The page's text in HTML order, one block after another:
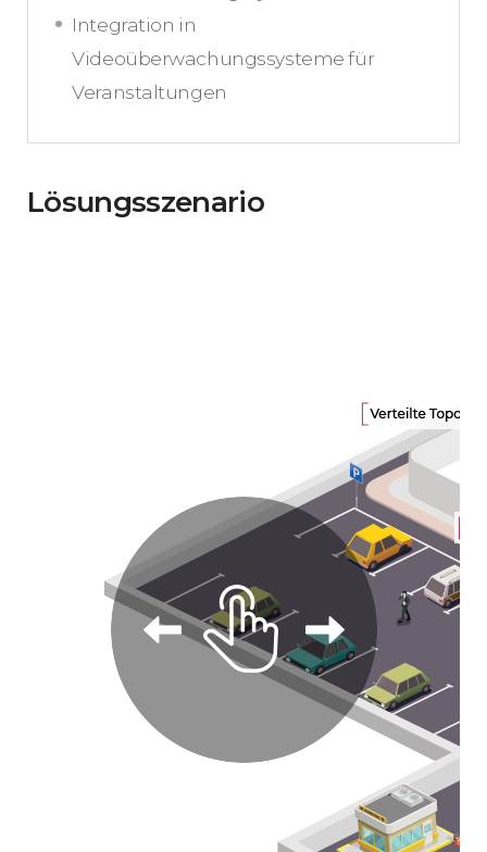
Integration in
Videoüberwachungssysteme für
Veranstaltungen
Lösungsszenario